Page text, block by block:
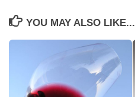
YOU MAY ALSO LIKE...